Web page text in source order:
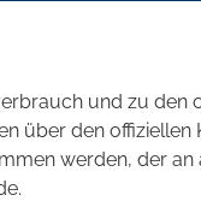
und zu den
über den
werden, der